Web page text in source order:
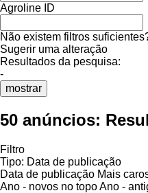
Agroline ID
Não existem filtros
Sugerir uma alteração
Resultados da pesquisa:
-
mostrar
50 anúncios:
Filtro
Tipo: Data de publicação
Data de publicação Mais
Ano - novos no topoAno -